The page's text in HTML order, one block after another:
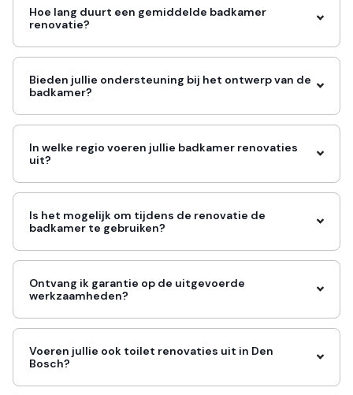
Hoe lang duurt een gemiddelde badkamer
renovatie?
Bieden jullie ondersteuning bij het ontwerp van de
badkamer?
In welke regio voeren jullie badkamer renovaties
uit?
Is het mogelijk om tijdens de renovatie de
badkamer te gebruiken?
Ontvang ik garantie op de uitgevoerde
werkzaamheden?
Voeren jullie ook toilet renovaties uit in Den
Bosch?